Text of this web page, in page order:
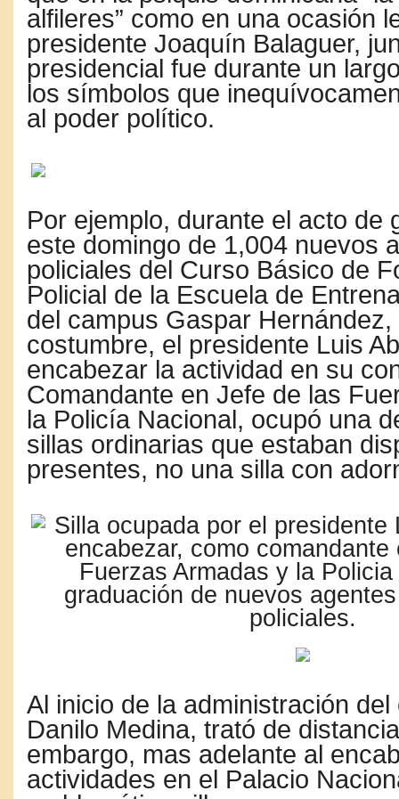
alfileres” como en una ocasión
presidente Joaquín Balaguer,
presidencial fue durante un
los símbolos que
al poder político.
Por ejemplo, durante el acto de
este domingo de 1,004 nuevos
policiales del Curso Básico de
Policial de la Escuela de
del campus Gaspar
costumbre, el presidente Luis
encabezar la actividad en su
Comandante en Jefe de las
la Policía Nacional, ocupó una
sillas ordinarias que estaban
presentes, no una silla con
Al inicio de la administración
Danilo Medina, trató de
embargo, mas adelante al
actividades en el Palacio